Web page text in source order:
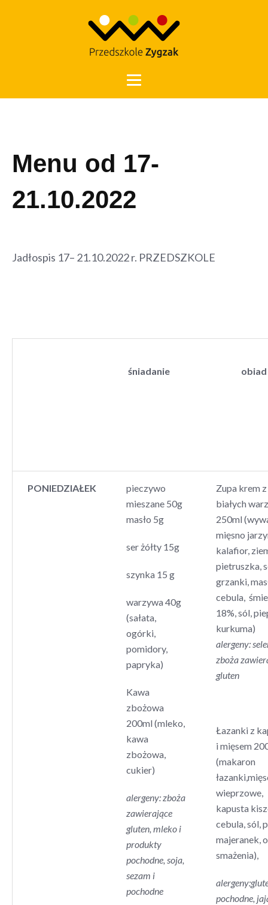
Menu od 17-
21.10.2022
Jadłospis 17– 21.10.2022 r. PRZEDSZKOLE
śniadanie obiad
PONIEDZIAŁEK
pieczywo
mieszane 50g
masło 5g
ser żółty 15g
szynka 15 g
warzywa 40g
(sałata,
ogórki,
pomidory,
papryka)
Kawa
zbożowa
200ml (mleko,
kawa
zbożowa,
cukier)
alergeny: zboża
zawierające
gluten, mleko i
produkty
pochodne, soja,
sezam i
pochodne
Zupa krem z
białych
250ml
mięsno
kalafior,
pietruszka,
grzanki,
cebula,
18%, sól,
kurkuma)
alergeny:
zboża
gluten
Łazanki z
i mięsem
(makaron
wieprzowe,
kapusta
cebula, sól,
majeranek,
smażenia),
pochodne,